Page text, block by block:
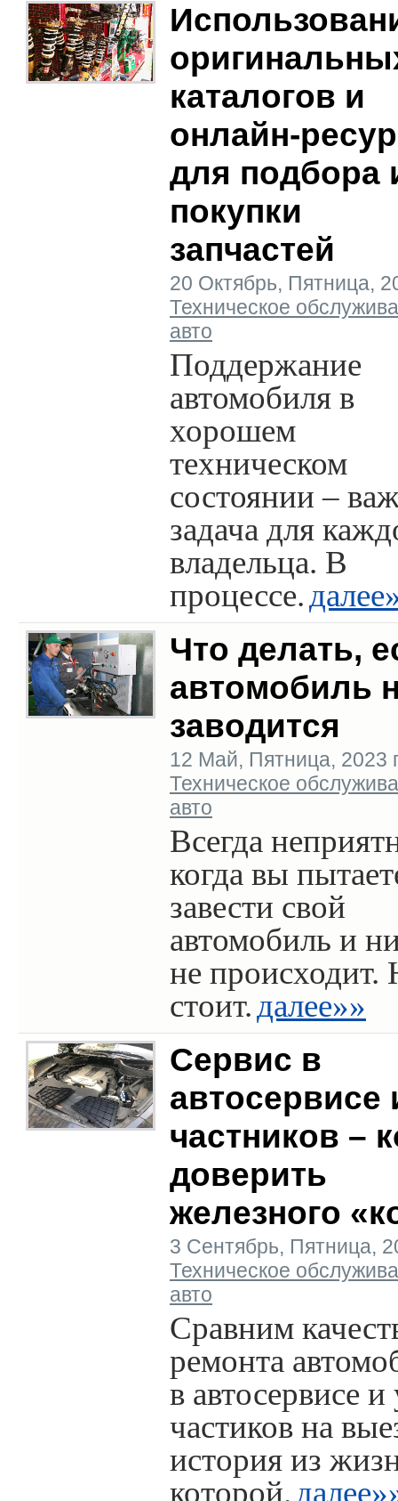
каталогов и
онлайн-
для подбора
покупки
запчастей
20 Октябрь, Пятница,
Техническое
авто
Поддержание
автомобиля в
хорошем
техническом
состоянии –
задача для
владельца. В
процессе.
Что делать,
автомобиль
заводится
12 Май, Пятница, 2023
Техническое
авто
Всегда
когда вы
завести свой
автомобиль и
не происходит.
стоит.далее»»
Сервис в
автосервисе
частников –
доверить
железного
3 Сентябрь, Пятница,
Техническое
авто
Сравним
ремонта
в автосервисе и
частиков на
история из
которой.